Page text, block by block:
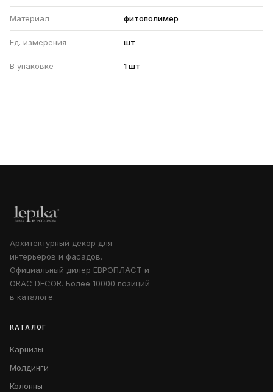
Материал фитополимер
Ед. измерения шт
В упаковке 1 шт
Архитектурный декор для
интерьеров и фасадов.
Официальный дилер ЕВРОПЛАСТ и
ORAC DECOR. Более 10000 позиций
в каталоге.
КАТАЛОГ
Карнизы
Молдинги
Колонны